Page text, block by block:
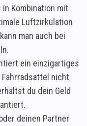
Kombination mit
Luftzirkulation
man auch bei
ein einzigartiges
nicht
du dein Geld
deinen Partner